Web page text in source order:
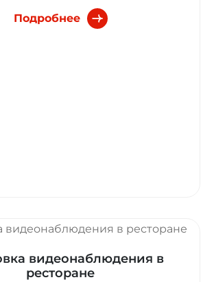
Подробнее
видеонаблюдения в
ресторане